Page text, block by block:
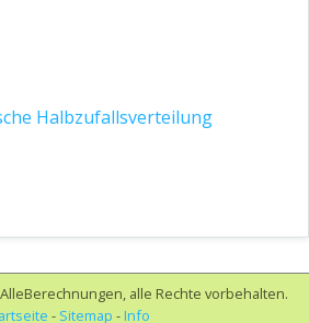
Halbzufallsverteilung
alle Rechte vorbehalten.
- Sitemap -Info